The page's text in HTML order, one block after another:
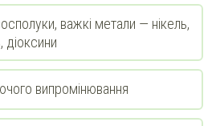
важкі метали — нікель,
діоксини
випромінювання